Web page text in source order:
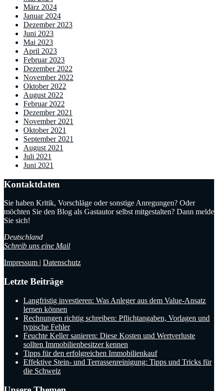
März 2024
Januar 2024
Dezember 2023
Juni 2023
Mai 2023
April 2023
Februar 2023
Dezember 2022
November 2022
Oktober 2022
August 2022
Februar 2022
Dezember 2021
November 2021
Oktober 2021
September 2021
August 2021
Juli 2021
Juni 2021
Kontaktdaten
Sie haben Kritik, Vorschläge oder sonstige Anregungen? Oder
möchten Sie den Blog als Gastautor selbst mitgestalten? Dann melde
Sie sich!
Deutschland
Schreib uns eine Mail
Impressum | Datenschutz
Letzte Beiträge
Langfristig investieren: Was Anleger aus dem Value-Ansatz
lernen können
Rechnungen richtig schreiben: Pflichtangaben, Vorlagen und
typische Fehler
Feuchte Keller sanieren: Diese Kosten und Wertverluste
sollten Immobilienbesitzer kennen
Tipps für den erfolgreichen Immobilienkauf
Effektive Stein- und Terrassenreinigung: Tipps und Tricks für
die Schweiz